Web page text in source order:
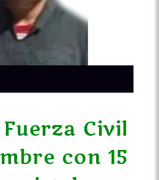
Civil
con 15